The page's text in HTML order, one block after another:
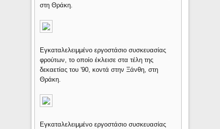
στη Θράκη.
Εγκαταλελειμμένο εργοστάσιο συσκευασίας
φρούτων, το οποίο έκλεισε στα τέλη της
δεκαετίας του '90, κοντά στην Ξάνθη, στη
Θράκη.
Εγκαταλελειμμένο εργοστάσιο συσκευασίας